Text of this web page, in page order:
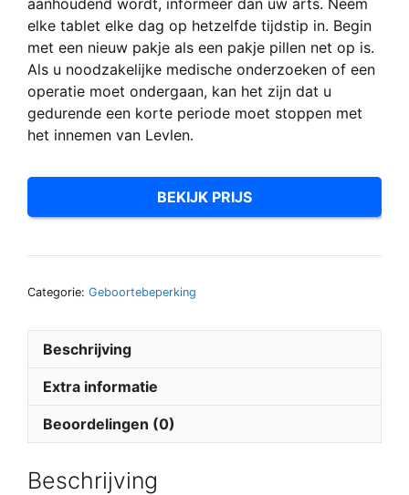
elke tablet elke dag op hetzelfde tijdstip in. Begin
met een nieuw pakje als een pakje pillen net op is.
Als u noodzakelijke medische onderzoeken of een
operatie moet ondergaan, kan het zijn dat u
gedurende een korte periode moet stoppen met
het innemen van Levlen.
BEKIJK PRIJS
Categorie: Geboortebeperking
Beschrijving
Extra informatie
Beoordelingen (0)
Beschrijving